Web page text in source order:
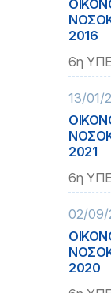
2016
6η ΥΠΕ
13/01/
2021
6η ΥΠΕ
02/09/
2020